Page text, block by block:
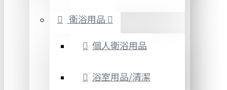
衛浴用品
個人衛浴用品
浴室用品/清潔